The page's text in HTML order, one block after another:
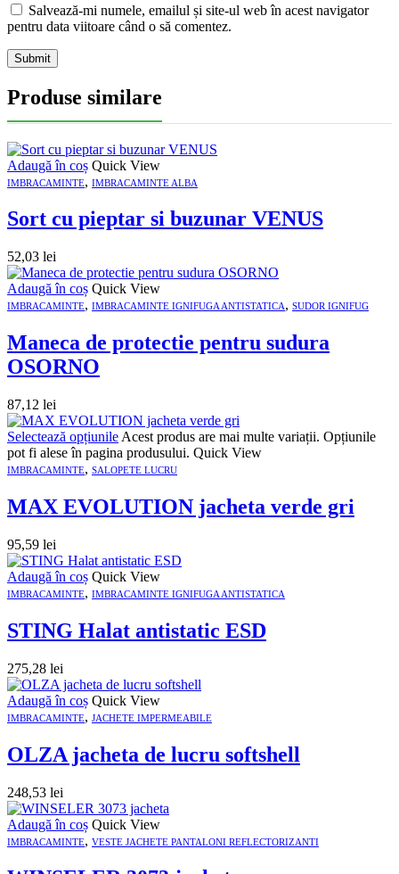
Salvează-mi numele, emailul și site-ul web în acest navigator
pentru data viitoare când o să comentez.
Produse similare
Adaugă în coș Quick View
IMBRACAMINTE, IMBRACAMINTE ALBA
Sort cu pieptar si buzunar VENUS
52,03 lei
Adaugă în coș Quick View
IMBRACAMINTE, IMBRACAMINTE IGNIFUGA ANTISTATICA, SUDOR IGNIFUG
Maneca de protectie pentru sudura
OSORNO
87,12 lei
Selectează opțiunile Acest produs are mai multe variații. Opțiunile
pot fi alese în pagina produsului. Quick View
IMBRACAMINTE, SALOPETE LUCRU
MAX EVOLUTION jacheta verde gri
95,59 lei
Adaugă în coș Quick View
IMBRACAMINTE, IMBRACAMINTE IGNIFUGA ANTISTATICA
STING Halat antistatic ESD
275,28 lei
Adaugă în coș Quick View
IMBRACAMINTE, JACHETE IMPERMEABILE
OLZA jacheta de lucru softshell
248,53 lei
Adaugă în coș Quick View
IMBRACAMINTE, VESTE JACHETE PANTALONI REFLECTORIZANTI